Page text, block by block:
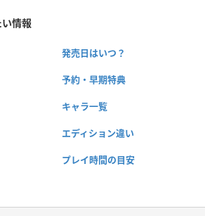
情報
発売日はいつ？
予約・早期特典
キャラ一覧
エディション違い
プレイ時間の目安